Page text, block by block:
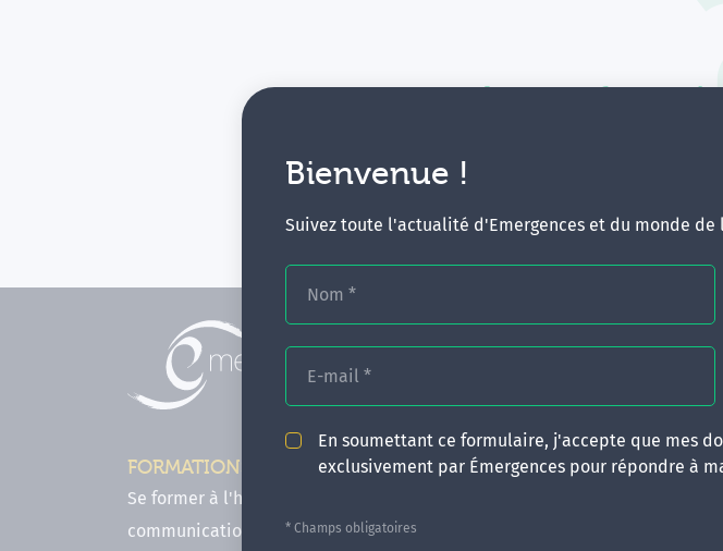
Bienvenue !
Suivez toute l'actualité d'Emergences et du monde
Nom *
E-mail *
En soumettant ce formulaire, j'accepte que mes
exclusivement par Émergences pour répondre à
* Champs obligatoires
Aucune
FORMATIONS
Se former à l'hypnose, l'IMO & la
communication
INFOS PRATIQUES
en hypnose (FIF PL, CPF, DPC)